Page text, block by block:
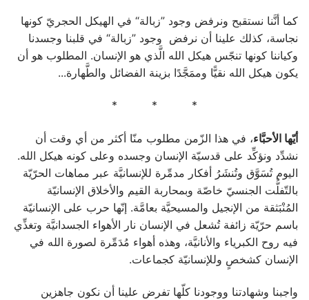
كما أنَّنا نستقبح ونرفض وجود ”زبالة“ في الهيكل الحجريّ كونها
نجاسة، كذلك علينا أن نرفض وجود ”زبالة“ في قلبنا وجسدنا
وكياننا كونها تنجّس هيكل الله الَّذي هو الإنسان. المطلوب هو أن
يكون هيكل الله نقيًّا وممَجَّدًا بزينة الفضائل والطَّهارة...
* * *
أيّها الأحبَّاء، في هذا الزّمن مطلوب منّا أكثر من أي وقت أن
نشدِّد ونؤكِّد على قدسيّة الإنسان وجسده وعلى كونه هيكل الله.
اليوم تُسَوَّق وتُنشَرُ أفكار مدمِّرة للإنسانيَّة عبر مماهات الحرّيّة
بالتّفلُّت الجنسيّ خاصّة وبمحاربة القيم والأخلاق الإنسانيّة
المُنْبَثقة من الإنجيل والمسيحيَّة بعامَّة. إنّها حرب على الإنسانيّة
باسم حرّيّة زائفة تُشعل في الإنسان نار الأهواء الجسدانيَّة وتغذِّي
فيه روح الكبرياء والأنانيَّة، وهذه أهواء مُدَمِّرة لصورة الله في
الإنسان كشخصٍ وللإنسانيّة كجماعات.
واجبنا وشهادتنا ووجودنا كلّها تفرض علينا أن نكون جاهزين